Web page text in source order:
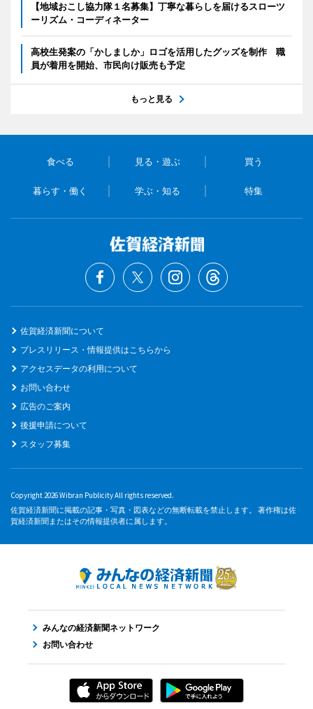
【地域おこし協力隊１名募集】丁寧な暮らしを届けるスローツ
ーリズム・コーディネーター
高校生発案の「かしましか」ロゴを活用したグッズを制作 職
員が着用を開始、市民向け販売も予定
もっと見る
食べる 見る・遊ぶ 買う
暮らす・働く 学ぶ・知る 特集
佐賀経済新聞について
プレスリリース・情報提供はこちらから
アクセスデータの利用について
お問い合わせ
広告のご案内
後援申請について
スタッフ募集
Copyright 2026 Wibran Publicity All rights reserved.
佐賀経済新聞に掲載の記事・写真・図表などの無断転載を禁止します。 著作権は佐
賀経済新聞またはその情報提供者に属します。
みんなの経済新聞ネットワーク
お問い合わせ